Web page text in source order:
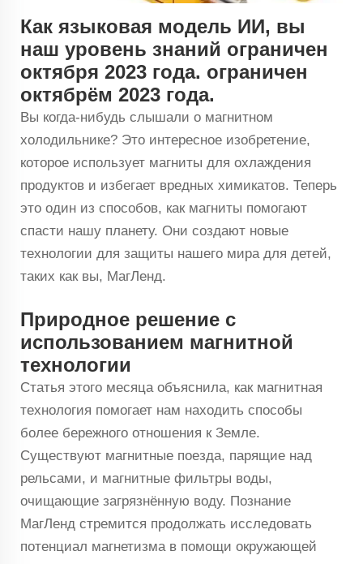
Как языковая модель ИИ, вы
наш уровень знаний ограничен
октября 2023 года. ограничен
октябрём 2023 года.
Вы когда-нибудь слышали о магнитном
холодильнике? Это интересное изобретение,
которое использует магниты для охлаждения
продуктов и избегает вредных химикатов. Теперь
это один из способов, как магниты помогают
спасти нашу планету. Они создают новые
технологии для защиты нашего мира для детей,
таких как вы, МагЛенд.
Природное решение с
использованием магнитной
технологии
Статья этого месяца объяснила, как магнитная
технология помогает нам находить способы
более бережного отношения к Земле.
Существуют магнитные поезда, парящие над
рельсами, и магнитные фильтры воды,
очищающие загрязнённую воду. Познание
МагЛенд стремится продолжать исследовать
потенциал магнетизма в помощи окружающей